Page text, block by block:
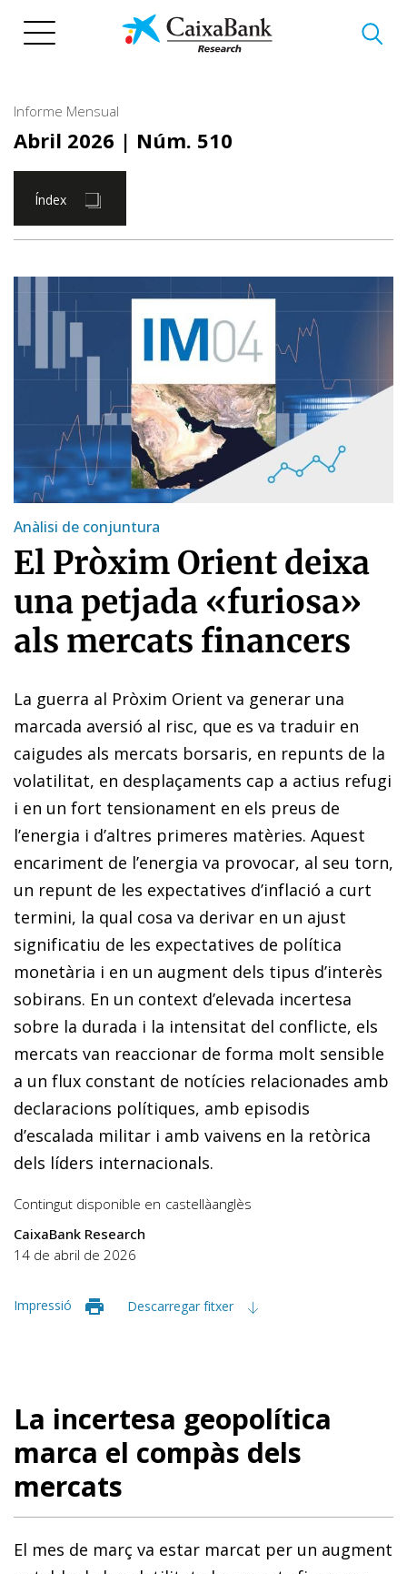
Informe Mensual
Abril 2026 | Núm. 510
Índex
Anàlisi de conjuntura
El Pròxim Orient deixa
una petjada «furiosa»
als mercats financers
La guerra al Pròxim Orient va generar una
marcada aversió al risc, que es va traduir en
caigudes als mercats borsaris, en repunts de la
volatilitat, en desplaçaments cap a actius refugi
i en un fort tensionament en els preus de
l’energia i d’altres primeres matèries. Aquest
encariment de l’energia va provocar, al seu torn,
un repunt de les expectatives d’inflació a curt
termini, la qual cosa va derivar en un ajust
significatiu de les expectatives de política
monetària i en un augment dels tipus d’interès
sobirans. En un context d’elevada incertesa
sobre la durada i la intensitat del conflicte, els
mercats van reaccionar de forma molt sensible
a un flux constant de notícies relacionades amb
declaracions polítiques, amb episodis
d’escalada militar i amb vaivens en la retòrica
dels líders internacionals.
Contingut disponible en castellàanglès
CaixaBank Research
14 de abril de 2026
Impressió Descarregar fitxer
La incertesa geopolítica
marca el compàs dels
mercats
El mes de març va estar marcat per un augment